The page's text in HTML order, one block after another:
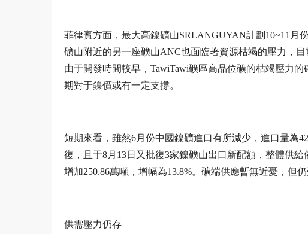
菲律賓方面，最大高鎳礦山SRLANGUYAN計劃10~11月
礦山附近的另一座礦山ANC也面臨著資源枯竭的壓力，
由于開發時間較早，TawiTawi礦區高品位礦的枯竭壓力
期對于鎳價或有一定支撐。
短期來看，雖然6月份中國鎳礦進口有所減少，進口量為
復，且于8月13日又批復3家鎳礦山出口新配額，整體供
增加250.86萬噸，增幅為13.8%。礦端供應暫無近憂，但
供需壓力仍存